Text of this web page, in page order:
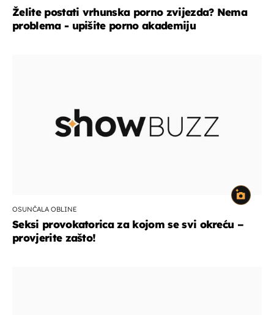
Želite postati vrhunska porno zvijezda? Nema
problema - upišite porno akademiju
OSUNČALA OBLINE
Seksi provokatorica za kojom se svi okreću –
provjerite zašto!